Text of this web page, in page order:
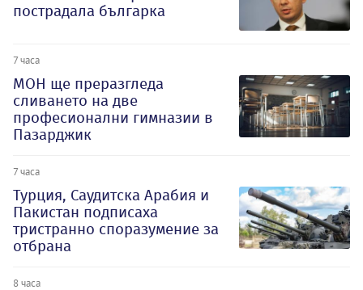
пострадала българка
7 часа
МОН ще преразгледа
сливането на две
професионални гимназии в
Пазарджик
7 часа
Турция, Саудитска Арабия и
Пакистан подписаха
тристранно споразумение за
отбрана
8 часа